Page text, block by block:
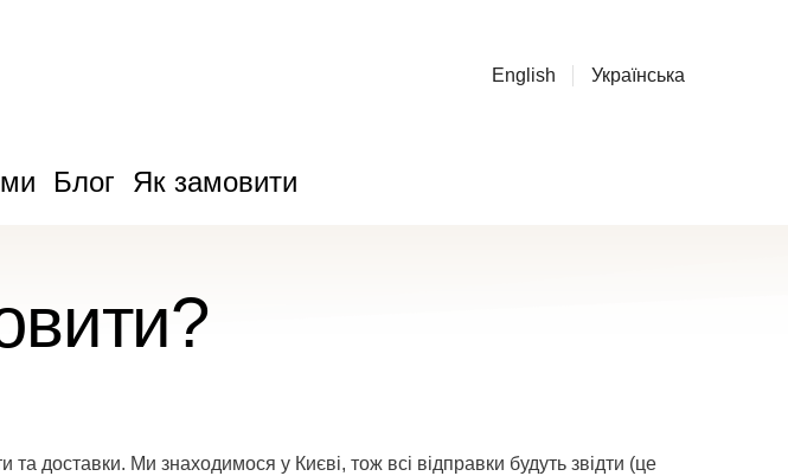
English Українська
Блог Як замовити
доставки. Ми знаходимося у Києві, тож всі відправки будуть звідти (це